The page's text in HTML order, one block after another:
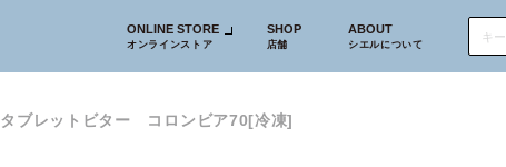
ONLINE STORE
オンラインストア
SHOP
店舗
ABOUT
シエルについて
タブレットビター コロンビア70[冷凍]